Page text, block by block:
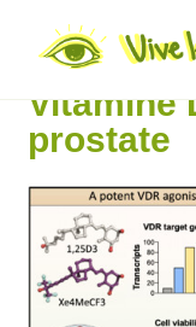
Actu-sciences
Vitamine
prostate